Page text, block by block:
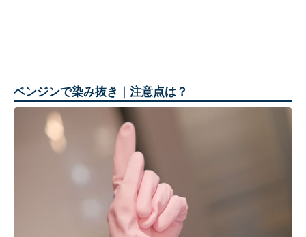
ベンジンで染み抜き｜注意点は？